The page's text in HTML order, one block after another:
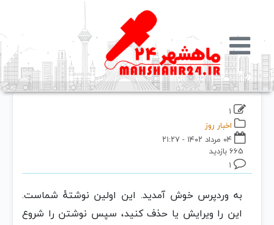
اخبار روز
665 بازدید
۱
به وردپرس خوش آمدید. این اولین نوشتهٔ شماست.
این را ویرایش یا حذف کنید، سپس نوشتن را شروع